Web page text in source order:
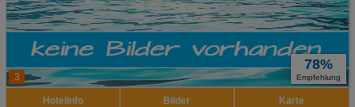
3
78%
Empfehlung
Hotelinfo Bilder Karte